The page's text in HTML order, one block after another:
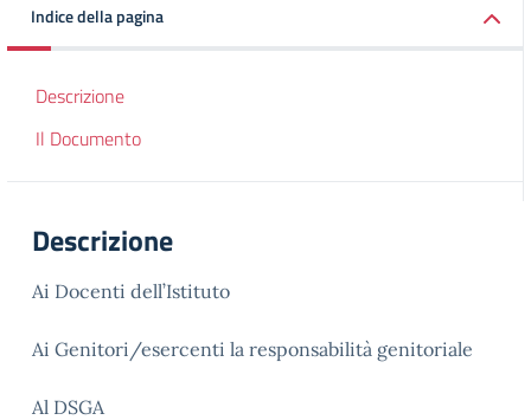
Indice della pagina
Descrizione
Il Documento
Descrizione
Ai Docenti dell’Istituto
Ai Genitori/esercenti la responsabilità genitoriale
Al DSGA